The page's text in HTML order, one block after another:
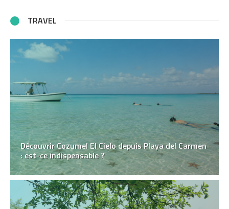
TRAVEL
Découvrir Cozumel El Cielo depuis Playa del Carmen
: est-ce indispensable ?